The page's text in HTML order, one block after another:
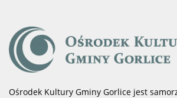
Ośrodek Kultury Gminy Gorlice jest